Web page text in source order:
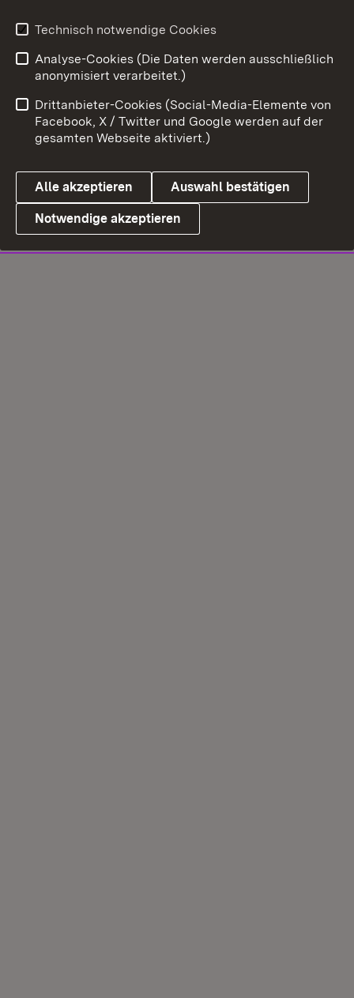
Technisch notwendige Cookies
Analyse-Cookies (Die Daten werden ausschließlich
anonymisiert verarbeitet.)
Drittanbieter-Cookies (Social-Media-Elemente von
Facebook, X / Twitter und Google werden auf der
gesamten Webseite aktiviert.)
Alle akzeptieren Auswahl bestätigen
Notwendige akzeptieren